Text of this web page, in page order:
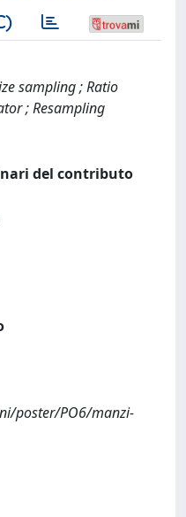
sampling ; Ratio
; Resampling
del contributo
poster/PO6/manzi-